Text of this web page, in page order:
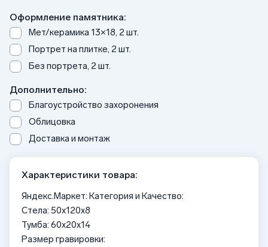
Оформление памятника:
Мет/керамика 13×18, 2 шт.
Портрет на плитке, 2 шт.
Без портрета, 2 шт.
Дополнительно:
Благоустройство захоронения
Облицовка
Доставка и монтаж
Характеристики товара:
Яндекс.Маркет: Категория и Качество:
Стела: 50x120x8
Тумба: 60x20x14
Размер гравировки: